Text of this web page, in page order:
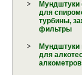
Мундштуки
для
турбины,
фильтры
Мундштуки
для
алкометров